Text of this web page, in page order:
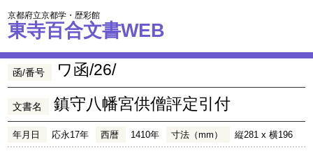
京都府立京都学・歴彩館
東寺百合文書WEB
函/番号 ワ函/26/
文書名 鎮守八幡宮供僧評定引付
年月日 応永17年 西暦 1410年 寸法（mm） 縦281 x 横196